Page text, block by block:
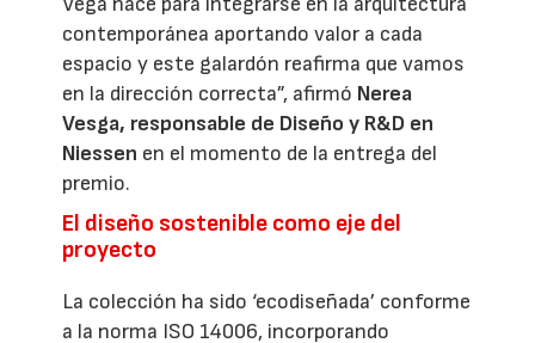
contemporánea aportando valor a cada
espacio y este galardón reafirma que vamos
en la dirección correcta”, afirmó Nerea
Vesga, responsable de Diseño y R&D en
Niessen en el momento de la entrega del
premio.
El diseño sostenible como eje del
proyecto
La colección ha sido ‘ecodiseñada’ conforme
a la norma ISO 14006, incorporando